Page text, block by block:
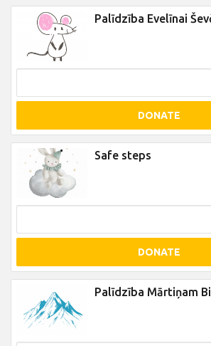
Palīdzība Evelīnai
DONATE
Safe steps
DONATE
Palīdzība Mārtiņam